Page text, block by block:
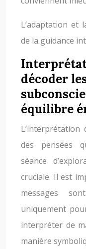
L’adaptation et
de la guidance
décoder
équilibre
L’interprétation
des pensées
séance
cruciale. Il est
messages
uniquement
interpréter de
manière